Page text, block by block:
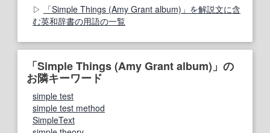
「Simple Things (Amy Grant album)」を解説文に含
む英和辞書の用語の一覧
「Simple Things (Amy Grant album)」の
お隣キーワード
simple test
simple test method
SimpleText